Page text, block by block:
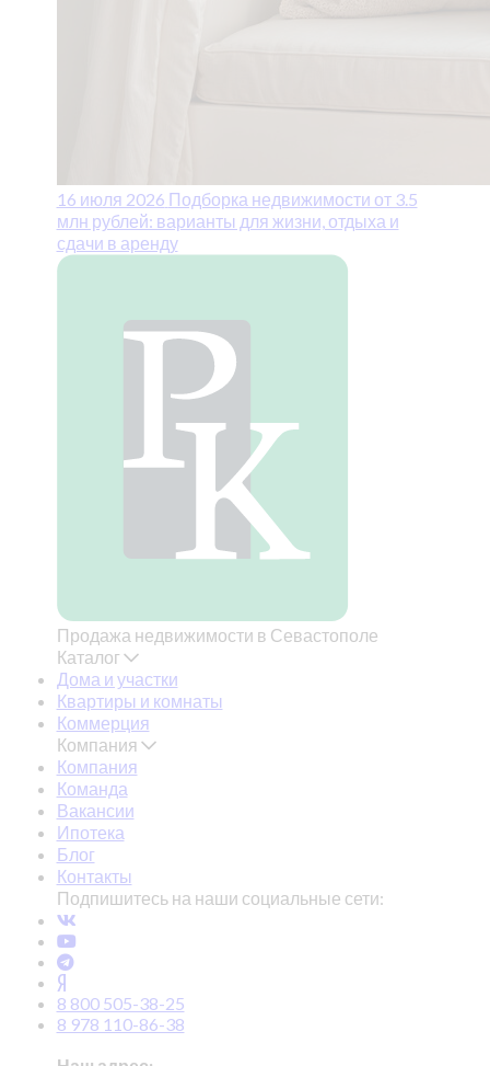
16 июля 2026 Подборка недвижимости от 3.5
млн рублей: варианты для жизни, отдыха и
сдачи в аренду
Продажа недвижимости в Севастополе
Каталог
Дома и участки
Квартиры и комнаты
Коммерция
Компания
Компания
Команда
Вакансии
Ипотека
Блог
Контакты
Подпишитесь на наши социальные сети:
8 800 505-38-25
8 978 110-86-38